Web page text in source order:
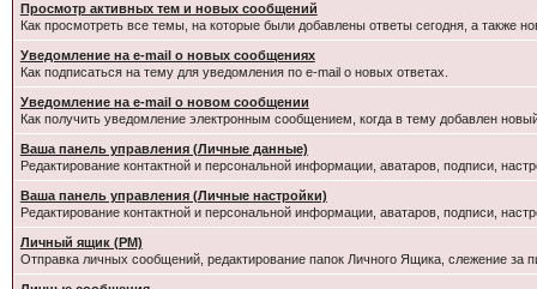
Просмотр активных тем и новых сообщений
Как просмотреть все темы, на которые были добавлены ответы сегодня, а также
Уведомление на e-mail о новых сообщениях
Как подписаться на тему для уведомления по e-mail о новых ответах.
Уведомление на е-mail о новом сообщении
Как получить уведомление электронным сообщением, когда в тему добавлен
Ваша панель управления (Личные данные)
Редактирование контактной и персональной информации, аватаров, подписи,
Ваша панель управления (Личные настройки)
Редактирование контактной и персональной информации, аватаров, подписи,
Личный ящик (PM)
Отправка личных сообщений, редактирование папок Личного Ящика, слежение за